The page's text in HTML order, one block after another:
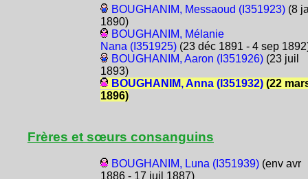
BOUGHANIM, Messaoud (I351923)(8
1890)
BOUGHANIM, Mélanie
Nana (I351925)(23 déc 1891 - 4 sep
BOUGHANIM, Aaron (I351926)(23 juil
1893)
BOUGHANIM, Anna (I351932)(22
1896)
Frères et sœurs consanguins
BOUGHANIM, Luna (I351939)(env avr
1886 - 17 juil 1887)